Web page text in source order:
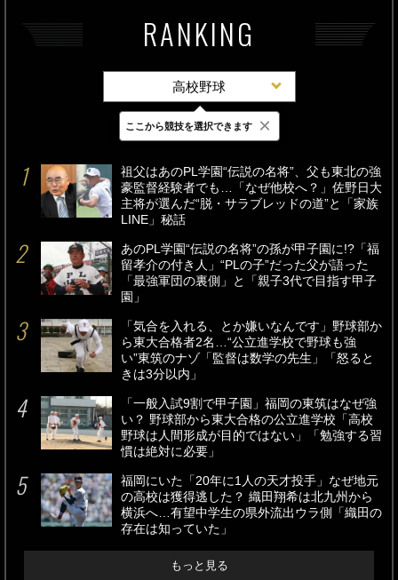
RANKING
高校野球
最新 24時間 週間
祖父はあのPL学園“伝説の名将”、父も東北の強
豪監督経験者でも…「なぜ他校へ？」佐野日大
主将が選んだ“脱・サラブレッドの道”と「家族
LINE」秘話
あのPL学園“伝説の名将”の孫が甲子園に!?「福
留孝介の付き人」“PLの子”だった父が語った
「最強軍団の裏側」と「親子3代で目指す甲子
園」
「気合を入れる、とか嫌いなんです」野球部か
ら東大合格者2名…“公立進学校で野球も強
い”東筑のナゾ「監督は数学の先生」「怒ると
きは3分以内」
「一般入試9割で甲子園」福岡の東筑はなぜ強
い？ 野球部から東大合格の公立進学校「高校
野球は人間形成が目的ではない」「勉強する習
慣は絶対に必要」
福岡にいた「20年に1人の天才投手」なぜ地元
の高校は獲得逃した？ 織田翔希は北九州から
横浜へ…有望中学生の県外流出ウラ側「織田の
存在は知っていた」
もっと見る
ここから競技を選択できます ×